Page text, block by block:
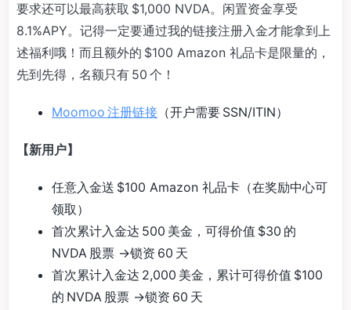
要求还可以最高获取 $1,000 NVDA。闲置资金享受
8.1%APY。记得一定要通过我的链接注册入金才能拿到上
述福利哦！而且额外的 $100 Amazon 礼品卡是限量的，
先到先得，名额只有 50 个！
Moomoo 注册链接 （开户需要 SSN/ITIN）
【新用户】
任意入金送 $100 Amazon 礼品卡（在奖励中心可
领取）
首次累计入金达 500 美金，可得价值 $30 的
NVDA 股票 ->锁资 60 天
首次累计入金达 2,000 美金，累计可得价值 $100
的 NVDA 股票 ->锁资 60 天